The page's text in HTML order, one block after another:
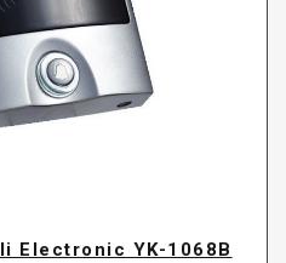
Electronic YK-1068B